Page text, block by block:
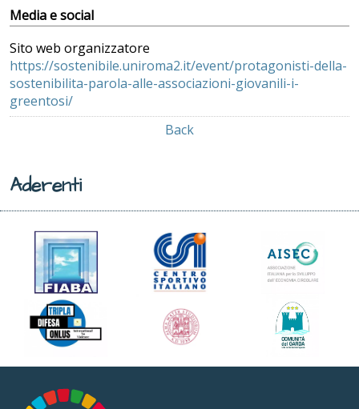
Media e social
Sito web organizzatore
https://sostenibile.uniroma2.it/event/protagonisti-della-
sostenibilita-parola-alle-associazioni-giovanili-i-
greentosi/
Back
Aderenti